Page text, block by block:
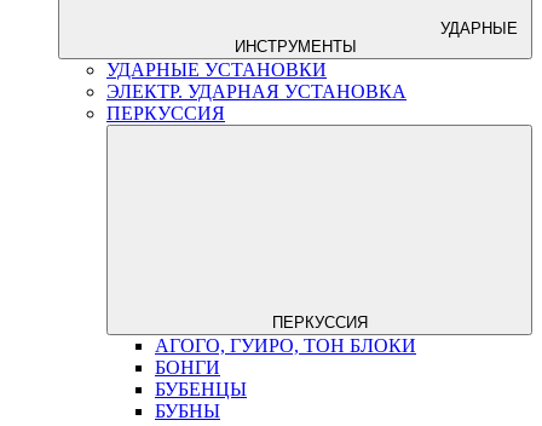
УДАРНЫЕ
ИНСТРУМЕНТЫ
УДАРНЫЕ УСТАНОВКИ
ЭЛЕКТР. УДАРНАЯ УСТАНОВКА
ПЕРКУССИЯ
ПЕРКУССИЯ
АГОГО, ГУИРО, ТОН БЛОКИ
БОНГИ
БУБЕНЦЫ
БУБНЫ